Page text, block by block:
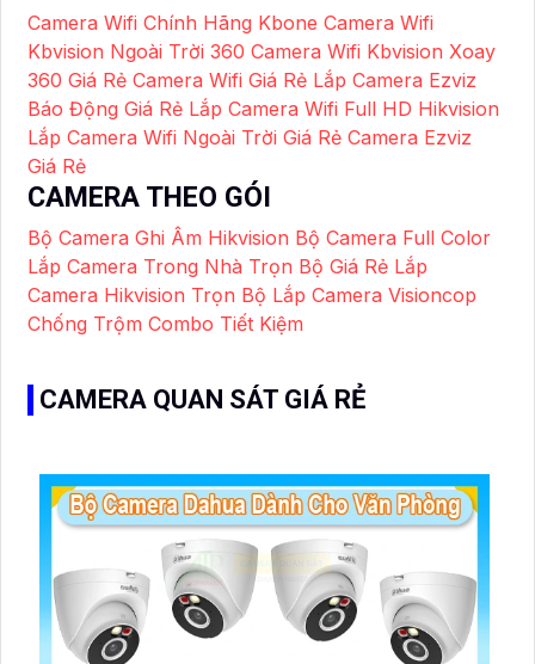
Camera Wifi Chính Hãng Kbone Camera Wifi
Kbvision Ngoài Trời 360 Camera Wifi Kbvision Xoay
360 Giá Rẻ Camera Wifi Giá Rẻ Lắp Camera Ezviz
Báo Động Giá Rẻ Lắp Camera Wifi Full HD Hikvision
Lắp Camera Wifi Ngoài Trời Giá Rẻ Camera Ezviz
Giá Rẻ
CAMERA THEO GÓI
Bộ Camera Ghi Âm Hikvision Bộ Camera Full Color
Lắp Camera Trong Nhà Trọn Bộ Giá Rẻ Lắp
Camera Hikvision Trọn Bộ Lắp Camera Visioncop
Chống Trộm Combo Tiết Kiệm
CAMERA QUAN SÁT GIÁ RẺ